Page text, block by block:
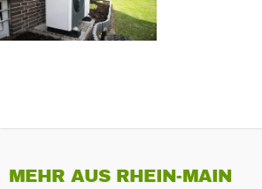
MEHR AUS RHEIN-MAIN